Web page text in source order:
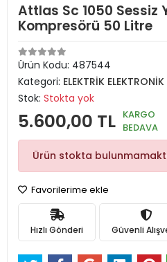
Attlas Sc 1050 Sessiz
Kompresörü 50 Litre
Ürün Kodu: 487544
Kategori: ELEKTRİK ELEKTRONİK
Stok: Stokta yok
5.600,00 TL KARGO
BEDAVA
Ürün stokta
Favorilerime ekle
Hızlı Gönderi Güvenli